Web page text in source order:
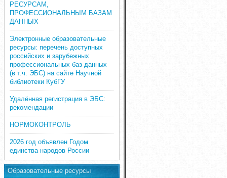
РЕСУРСАМ,
ПРОФЕССИОНАЛЬНЫМ БАЗАМ
ДАННЫХ
Электронные образовательные
ресурсы: перечень доступных
российских и зарубежных
профессиональных баз данных
(в т.ч. ЭБС) на сайте Научной
библиотеки КубГУ
Удалённая регистрация в ЭБС:
рекомендации
НОРМОКОНТРОЛЬ
2026 год объявлен Годом
единства народов России
Образовательные ресурсы